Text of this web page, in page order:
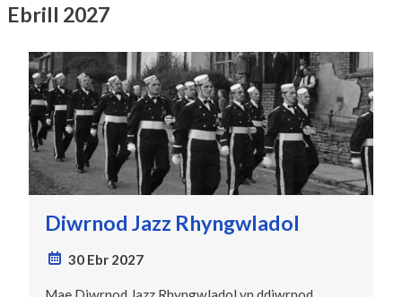
Ebrill 2027
Diwrnod Jazz Rhyngwladol
30 Ebr 2027